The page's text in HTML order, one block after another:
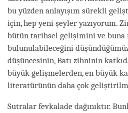
bu yüzden anlayışım sürekli
için, hep yeni şeyler yazıyorum.
bütün tarihsel gelişimini ve buna
bulunulabileceğini
düşüncesinin, Batı zihninin
büyük gelişmelerden, en büyük
literatürünün daha çok
Sutralar fevkalade dağınıktır.